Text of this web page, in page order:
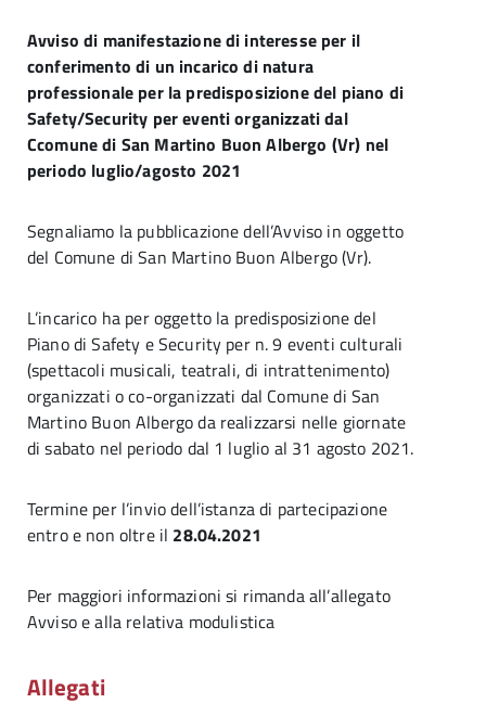
Avviso di manifestazione di interesse per il
conferimento di un incarico di natura
professionale per la predisposizione del piano di
Safety/Security per eventi organizzati dal
Ccomune di San Martino Buon Albergo (Vr) nel
periodo luglio/agosto 2021
Segnaliamo la pubblicazione dell’Avviso in oggetto
del Comune di San Martino Buon Albergo (Vr).
L’incarico ha per oggetto la predisposizione del
Piano di Safety e Security per n. 9 eventi culturali
(spettacoli musicali, teatrali, di intrattenimento)
organizzati o co-organizzati dal Comune di San
Martino Buon Albergo da realizzarsi nelle giornate
di sabato nel periodo dal 1 luglio al 31 agosto 2021.
Termine per l’invio dell’istanza di partecipazione
entro e non oltre il 28.04.2021
Per maggiori informazioni si rimanda all’allegato
Avviso e alla relativa modulistica
Allegati